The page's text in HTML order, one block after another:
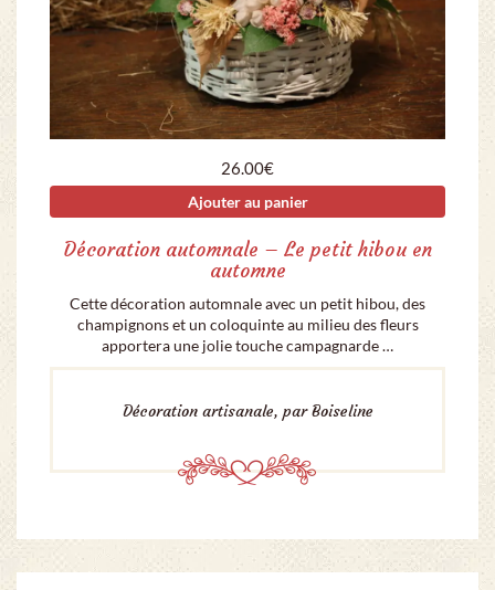
26.00€
Ajouter au panier
Décoration automnale – Le petit hibou en
automne
Cette décoration automnale avec un petit hibou, des
champignons et un coloquinte au milieu des fleurs
apportera une jolie touche campagnarde …
Décoration artisanale, par Boiseline